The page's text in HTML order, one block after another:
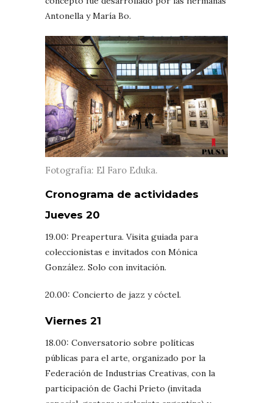
Antonella y María Bo.
Fotografía: El Faro Eduka.
Cronograma de actividades
Jueves 20
19.00: Preapertura. Visita guiada para
coleccionistas e invitados con Mónica
González. Solo con invitación.
20.00: Concierto de jazz y cóctel.
Viernes 21
18.00: Conversatorio sobre políticas
públicas para el arte, organizado por la
Federación de Industrias Creativas, con la
participación de Gachi Prieto (invitada